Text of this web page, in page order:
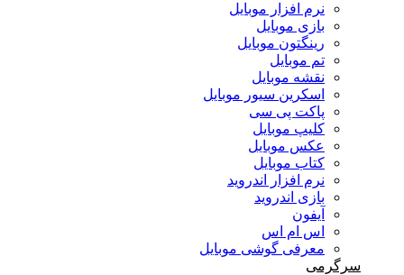
نرم افزار موبایل
بازی موبایل
رینگتون موبایل
تم موبایل
نقشه موبایل
اسکرین سیور موبایل
پاکت پی سی
کلیپ موبایل
عکس موبایل
کتاب موبایل
نرم افزار اندروید
بازی اندروید
آیفون
اس ام اس
معرفی گوشی موبایل
سرگرمی